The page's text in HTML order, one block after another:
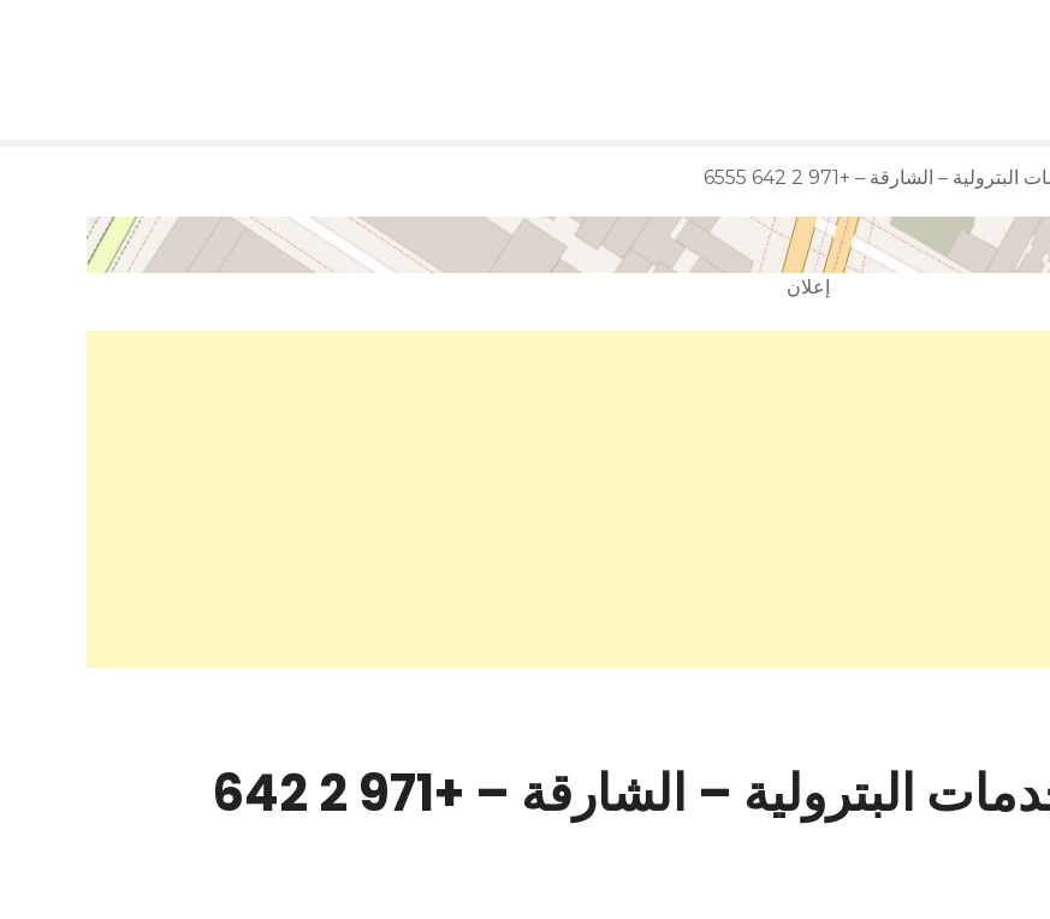
– الشارقة – +971 2 642 6555
إعلان
شركة الصقر الذهبي للخدمات البترولية – الشارقة – +971 2 642